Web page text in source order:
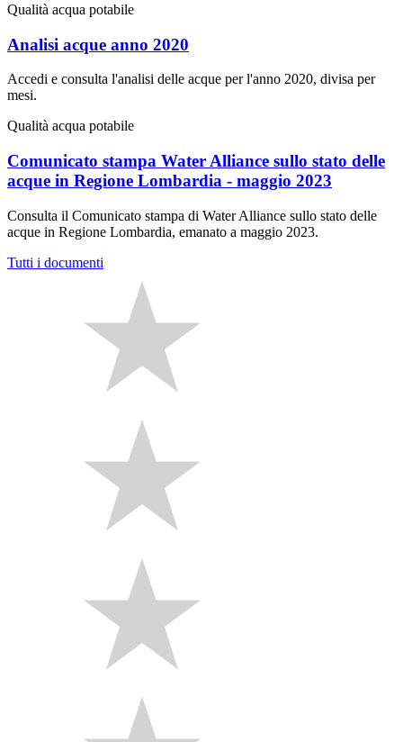
Qualità acqua potabile
Analisi acque anno 2020
Accedi e consulta l'analisi delle acque per l'anno 2020, divisa per
mesi.
Qualità acqua potabile
Comunicato stampa Water Alliance sullo stato delle
acque in Regione Lombardia - maggio 2023
Consulta il Comunicato stampa di Water Alliance sullo stato delle
acque in Regione Lombardia, emanato a maggio 2023.
Tutti i documenti